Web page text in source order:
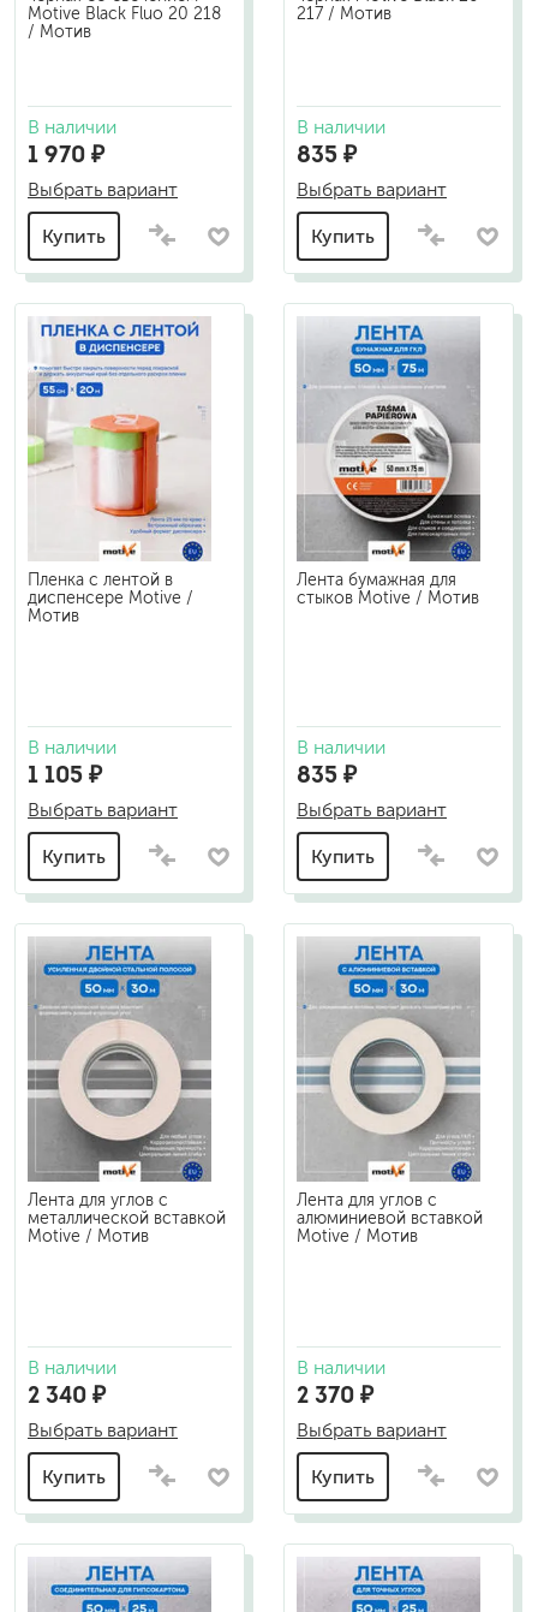
Motive Black Fluo 20 218
/ Мотив
В наличии
1 970 ₽
Выбрать вариант
Купить
217 / Мотив
В наличии
835 ₽
Выбрать вариант
Купить
Пленка с лентой в
диспенсере Motive /
Мотив
В наличии
1 105 ₽
Выбрать вариант
Купить
Лента бумажная для
стыков Motive / Мотив
В наличии
835 ₽
Выбрать вариант
Купить
Лента для углов с
металлической вставкой
Motive / Мотив
В наличии
2 340 ₽
Выбрать вариант
Купить
Лента для углов с
алюминиевой вставкой
Motive / Мотив
В наличии
2 370 ₽
Выбрать вариант
Купить